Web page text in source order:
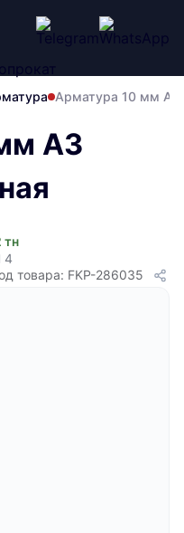
Арматура 10 мм
А3
тн
товара: FKP-286035
4